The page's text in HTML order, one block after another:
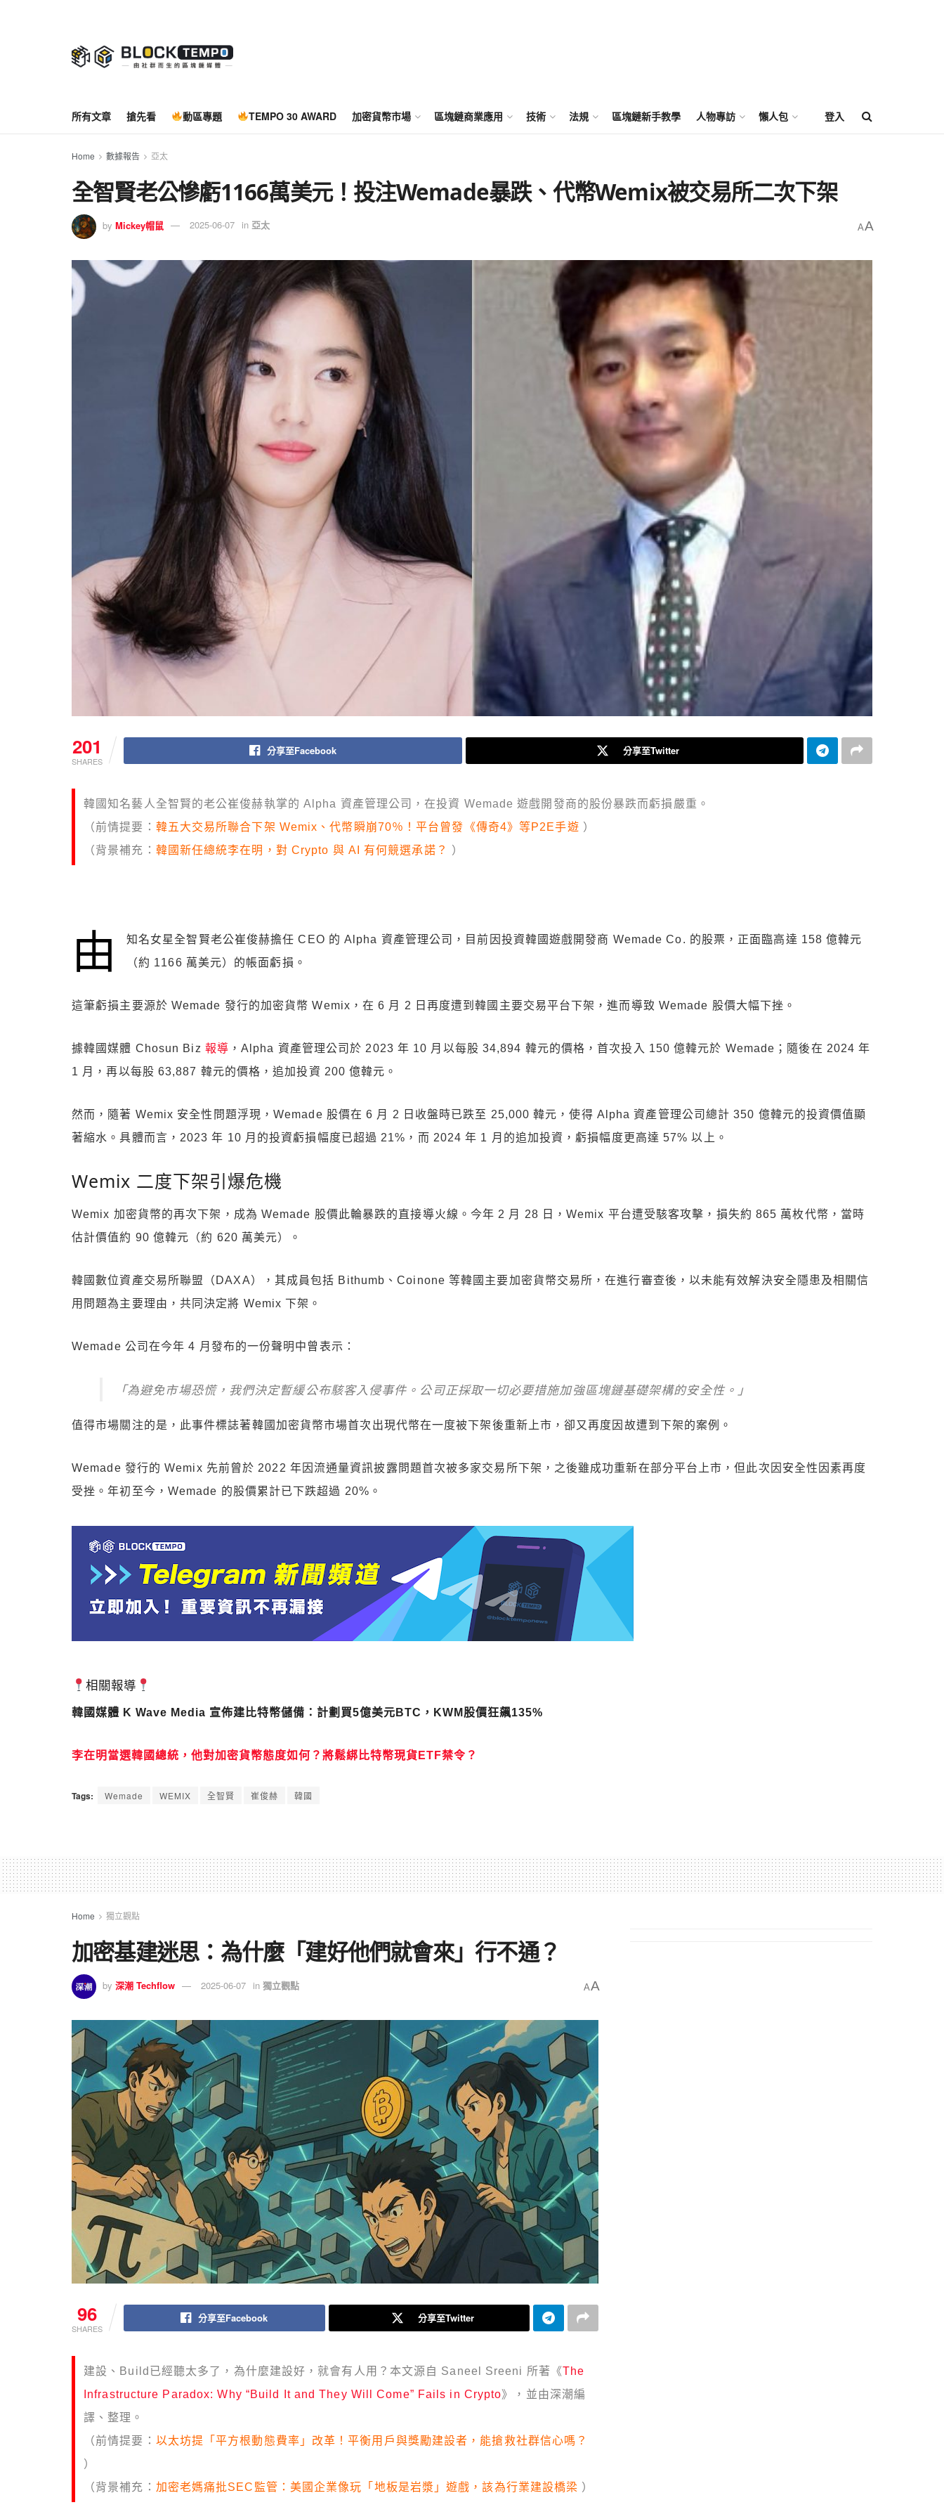
所有文章 搶先看 動區專題 TEMPO 30 AWARD 加密貨幣市場 區塊鏈商業應用 技術 法規 區塊鏈新手教學 人物專訪 懶人包 登入
Home 數據報告 亞太
全智賢老公慘虧1166萬美元！投注Wemade暴跌、代幣Wemix被交易所二次下架
by Mickey帽鼠 2025-06-07 in 亞太 AA
201
SHARES
分享至Facebook 分享至Twitter
韓國知名藝人全智賢的老公崔俊赫執掌的 Alpha 資產管理公司，在投資 Wemade 遊戲開發商的股份暴跌而虧損嚴重。
（前情提要： 韓五大交易所聯合下架 Wemix、代幣瞬崩70％！平台曾發《傳奇4》等P2E手遊 ）
（背景補充： 韓國新任總統李在明，對 Crypto 與 AI 有何競選承諾？ ）
由
知名女星全智賢老公崔俊赫擔任 CEO 的 Alpha 資產管理公司，目前因投資韓國遊戲開發商 Wemade Co. 的股票，正面臨高達 158 億韓元
（約 1166 萬美元）的帳面虧損。
這筆虧損主要源於 Wemade 發行的加密貨幣 Wemix，在 6 月 2 日再度遭到韓國主要交易平台下架，進而導致 Wemade 股價大幅下挫。
據韓國媒體 Chosun Biz 報導 ，Alpha 資產管理公司於 2023 年 10 月以每股 34,894 韓元的價格，首次投入 150 億韓元於 Wemade；隨後在 2024 年
1 月，再以每股 63,887 韓元的價格，追加投資 200 億韓元。
然而，隨著 Wemix 安全性問題浮現，Wemade 股價在 6 月 2 日收盤時已跌至 25,000 韓元，使得 Alpha 資產管理公司總計 350 億韓元的投資價值顯
著縮水。具體而言，2023 年 10 月的投資虧損幅度已超過 21%，而 2024 年 1 月的追加投資，虧損幅度更高達 57% 以上。
Wemix 二度下架引爆危機
Wemix 加密貨幣的再次下架，成為 Wemade 股價此輪暴跌的直接導火線。今年 2 月 28 日，Wemix 平台遭受駭客攻擊，損失約 865 萬枚代幣，當時
估計價值約 90 億韓元（約 620 萬美元）。
韓國數位資產交易所聯盟（DAXA），其成員包括 Bithumb、Coinone 等韓國主要加密貨幣交易所，在進行審查後，以未能有效解決安全隱患及相關信
用問題為主要理由，共同決定將 Wemix 下架。
Wemade 公司在今年 4 月發布的一份聲明中曾表示：
「為避免市場恐慌，我們決定暫緩公布駭客入侵事件。公司正採取一切必要措施加強區塊鏈基礎架構的安全性。」
值得市場關注的是，此事件標誌著韓國加密貨幣市場首次出現代幣在一度被下架後重新上市，卻又再度因故遭到下架的案例。
Wemade 發行的 Wemix 先前曾於 2022 年因流通量資訊披露問題首次被多家交易所下架，之後雖成功重新在部分平台上市，但此次因安全性因素再度
受挫。年初至今，Wemade 的股價累計已下跌超過 20%。
相關報導
韓國媒體 K Wave Media 宣佈建比特幣儲備：計劃買5億美元BTC，KWM股價狂飆135%
李在明當選韓國總統，他對加密貨幣態度如何？將鬆綁比特幣現貨ETF禁令？
Tags: Wemade WEMIX 全智賢 崔俊赫 韓國
Home 獨立觀點
加密基建迷思：為什麼「建好他們就會來」行不通？
by 深潮 Techflow 2025-06-07 in 獨立觀點 AA
96
SHARES
分享至Facebook 分享至Twitter
建設、Build已經聽太多了，為什麼建設好，就會有人用？本文源自 Saneel Sreeni 所著《The
Infrastructure Paradox: Why “Build It and They Will Come” Fails in Crypto》，並由深潮編
譯、整理。
（前情提要： 以太坊提「平方根動態費率」改革！平衡用戶與獎勵建設者，能搶救社群信心嗎？
）
（背景補充： 加密老媽痛批SEC監管：美國企業像玩「地板是岩漿」遊戲，該為行業建設橋梁 ）